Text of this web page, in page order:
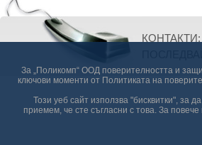
За „Поликомп“ ООД поверителността и
ключови моменти от Политиката на
Този уеб сайт използва "бисквитки", за
приемем, че сте съгласни с това. За
КОНТАКТИ: